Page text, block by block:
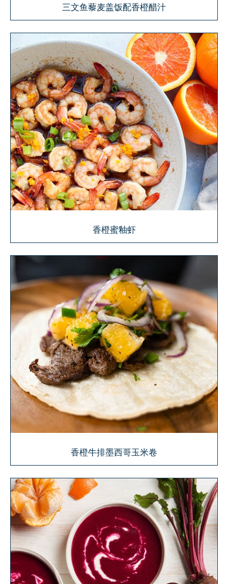
三文鱼藜麦盖饭配香橙醋汁
香橙蜜釉虾
香橙牛排墨西哥玉米卷